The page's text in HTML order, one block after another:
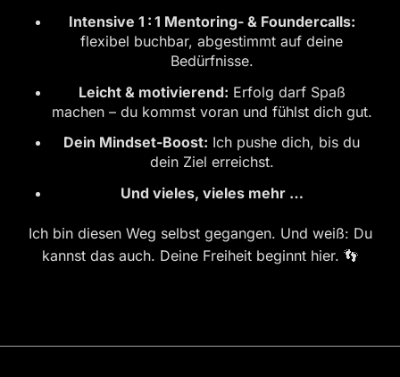
Intensive 1 : 1 Mentoring- & Foundercalls:
flexibel buchbar, abgestimmt auf deine
Bedürfnisse.
Leicht & motivierend: Erfolg darf Spaß
machen – du kommst voran und fühlst dich gut.
Dein Mindset-Boost: Ich pushe dich, bis du
dein Ziel erreichst.
Und vieles, vieles mehr …
Ich bin diesen Weg selbst gegangen. Und weiß: Du
kannst das auch. Deine Freiheit beginnt hier. 👣